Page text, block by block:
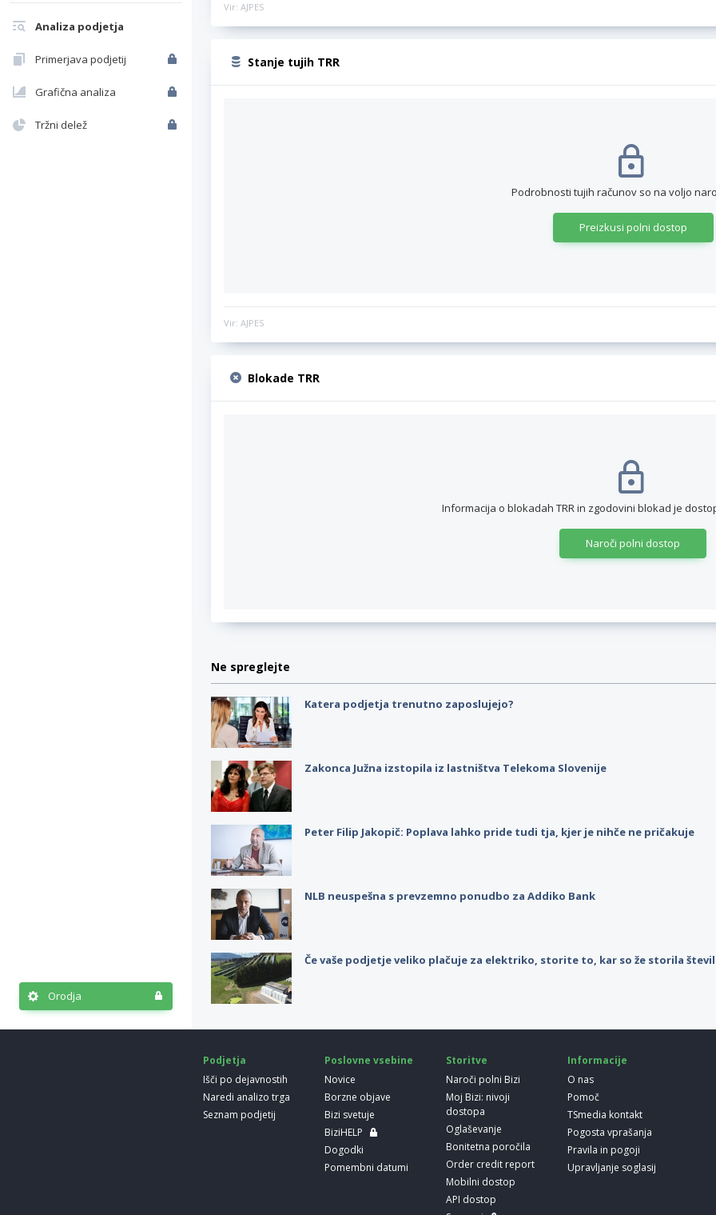
Analiza podjetja
Primerjava podjetij
Grafična analiza
Tržni delež
Orodja
Vir: AJPES
Stanje tujih TRR
Podrobnosti tujih računov so na voljo
Preizkusi polni dostop
Vir: AJPES
Blokade TRR
Informacija o blokadah TRR in zgodovini blokad je
Naroči polni dostop
Ne spreglejte
Katera podjetja trenutno zaposlujejo?
Zakonca Južna izstopila iz lastništva Telekoma Slovenije
Peter Filip Jakopič: Poplava lahko pride tudi tja, kjer je nihče ne pričakuje
NLB neuspešna s prevzemno ponudbo za Addiko Bank
Če vaše podjetje veliko plačuje za elektriko, storite to, kar so že storila
Podjetja
Išči po dejavnostih
Naredi analizo trga
Seznam podjetij
Poslovne vsebine
Novice
Borzne objave
Bizi svetuje
BiziHELP
Dogodki
Pomembni datumi
Storitve
Naroči polni Bizi
Moj Bizi: nivoji
dostopa
Oglaševanje
Bonitetna poročila
Order credit report
Mobilni dostop
API dostop
Informacije
O nas
Pomoč
TSmedia kontakt
Pogosta vprašanja
Pravila in pogoji
Upravljanje soglasij